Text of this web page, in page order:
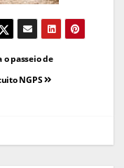
o passeio de
NGPS